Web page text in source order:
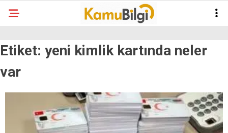
Etiket: yeni kimlik kartında neler
var